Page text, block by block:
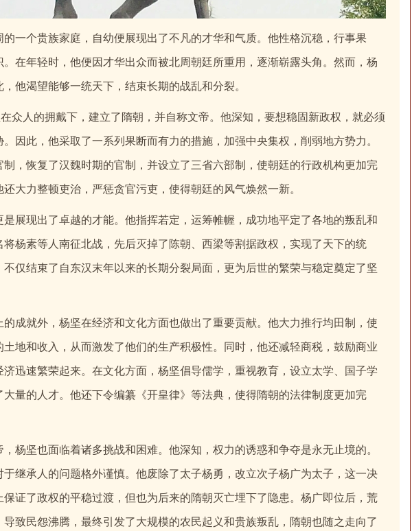
一个贵族家庭，自幼便展现出了不凡的才华和气质。他性格沉稳，行事果
在年轻时，他便因才华出众而被北周朝廷所重用，逐渐崭露头角。然而，杨
他渴望能够一统天下，结束长期的战乱和分裂。
众人的拥戴下，建立了隋朝，并自称文帝。他深知，要想稳固新政权，就必须
因此，他采取了一系列果断而有力的措施，加强中央集权，削弱地方势力。
，恢复了汉魏时期的官制，并设立了三省六部制，使朝廷的行政机构更加完
大力整顿吏治，严惩贪官污吏，使得朝廷的风气焕然一新。
展现出了卓越的才能。他指挥若定，运筹帷幄，成功地平定了各地的叛乱和
杨素等人南征北战，先后灭掉了陈朝、西梁等割据政权，实现了天下的统
仅结束了自东汉末年以来的长期分裂局面，更为后世的繁荣与稳定奠定了坚
成就外，杨坚在经济和文化方面也做出了重要贡献。他大力推行均田制，使
地和收入，从而激发了他们的生产积极性。同时，他还减轻商税，鼓励商业
迅速繁荣起来。在文化方面，杨坚倡导儒学，重视教育，设立太学、国子学
量的人才。他还下令编纂《开皇律》等法典，使得隋朝的法律制度更加完
杨坚也面临着诸多挑战和困难。他深知，权力的诱惑和争夺是永无止境的。
继承人的问题格外谨慎。他废除了太子杨勇，改立次子杨广为太子，这一决
证了政权的平稳过渡，但也为后来的隋朝灭亡埋下了隐患。杨广即位后，荒
致民怨沸腾，最终引发了大规模的农民起义和贵族叛乱，隋朝也随之走向了